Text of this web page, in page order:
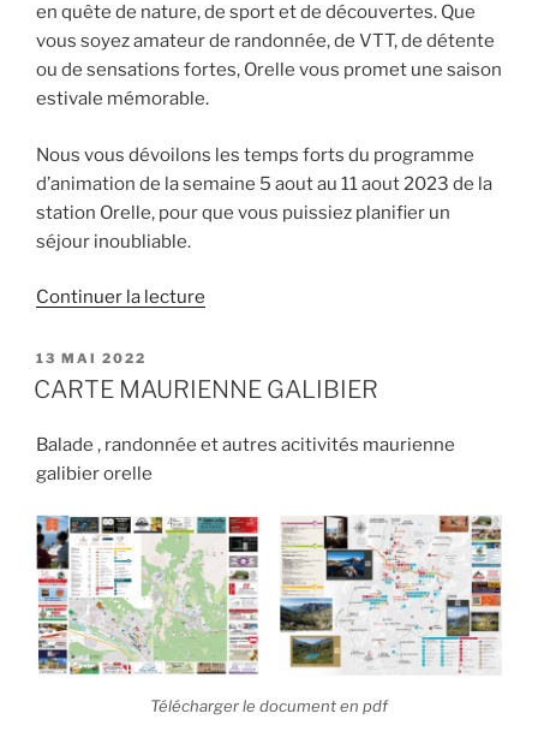
en quête de nature, de sport et de découvertes. Que
vous soyez amateur de randonnée, de VTT, de détente
ou de sensations fortes, Orelle vous promet une saison
estivale mémorable.
Nous vous dévoilons les temps forts du programme
d’animation de la semaine 5 aout au 11 aout 2023 de la
station Orelle, pour que vous puissiez planifier un
séjour inoubliable.
Continuer la lecture
Orelle
05
11
août »
PUBLIÉ
LE
13 MAI 2022
CARTE MAURIENNE GALIBIER
Balade , randonnée et autres acitivités maurienne
galibier orelle
Télécharger le document en pdf